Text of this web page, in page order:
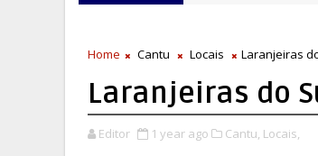
Home Cantu Locais Laranjeiras
Laranjeiras do
Editor 1 year ago Cantu, Locais,